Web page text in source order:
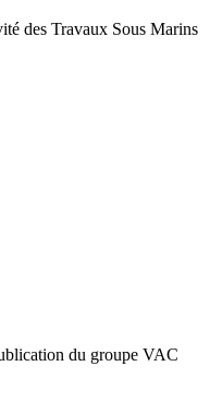
des Travaux Sous Marins
du groupe VAC